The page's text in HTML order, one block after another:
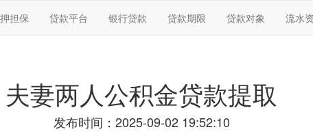
担保 贷款平台 银行贷款 贷款期限 贷款对象 流水
夫妻两人公积金贷款提取
发布时间：2025-09-02 19:52:10